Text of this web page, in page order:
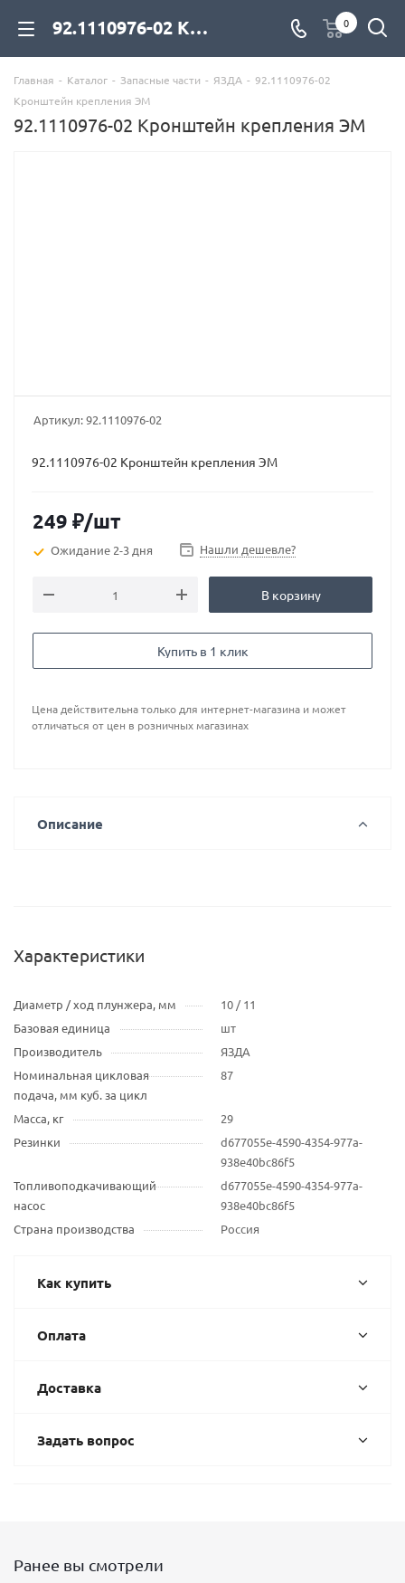
92.1110976-02 Кронштейн крепления ЭМ для дизельных двигателей купить со склада с доставкой по цене официального дилера - компания Дизель Экспорт 0
Главная - Каталог - Запасные части - ЯЗДА - 92.1110976-02
Кронштейн крепления ЭМ
92.1110976-02 Кронштейн крепления ЭМ
Артикул:92.1110976-02
92.1110976-02 Кронштейн крепления ЭМ
249 ₽/шт
Ожидание 2-3 дня Нашли дешевле?
В корзину
Купить в 1 клик
Цена действительна только для интернет-магазина и может
отличаться от цен в розничных магазинах
Описание
Характеристики
Диаметр / ход плунжера, мм
10 / 11
Базовая единица
шт
Производитель
ЯЗДА
Номинальная цикловая
подача, мм куб. за цикл
87
Масса, кг
29
Резинки
d677055e-4590-4354-977a-
938e40bc86f5
Топливоподкачивающий
насос
d677055e-4590-4354-977a-
938e40bc86f5
Страна производства
Россия
Как купить
Оплата
Доставка
Задать вопрос
Ранее вы смотрели